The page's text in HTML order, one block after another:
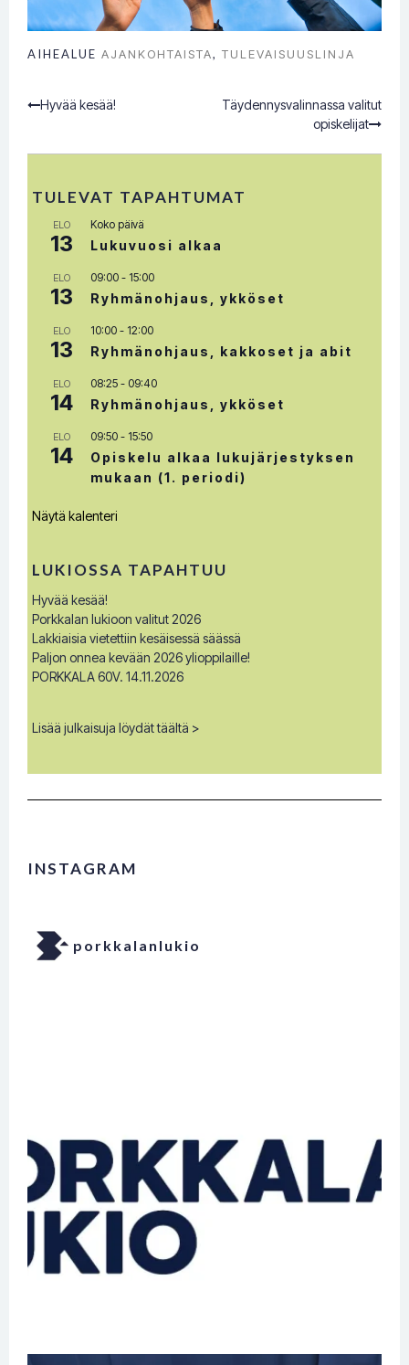
AIHEALUE AJANKOHTAISTA, TULEVAISUUSLINJA
Post
navigation
Täydennysvalinnassa valitut
opiskelijat
Hyvää kesää!
TULEVAT TAPAHTUMAT
ELO
13
Koko päivä
Lukuvuosi alkaa
ELO
13
09:00 - 15:00
Ryhmänohjaus, ykköset
ELO
13
10:00 - 12:00
Ryhmänohjaus, kakkoset ja abit
ELO
14
08:25 - 09:40
Ryhmänohjaus, ykköset
ELO
14
09:50 - 15:50
Opiskelu alkaa lukujärjestyksen
mukaan (1. periodi)
Näytä kalenteri
LUKIOSSA TAPAHTUU
Hyvää kesää!
Porkkalan lukioon valitut 2026
Lakkiaisia vietettiin kesäisessä säässä
Paljon onnea kevään 2026 ylioppilaille!
PORKKALA 60V. 14.11.2026
Lisää julkaisuja löydät täältä >
INSTAGRAM
porkkalanlukio